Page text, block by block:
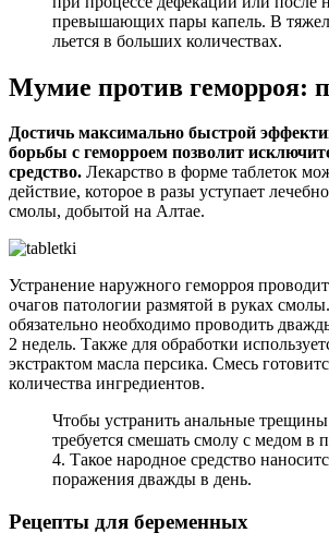
превышающих пары капель. В
льется в больших количествах.
Мумие против геморроя:
Достичь максимально быстрой
борьбы с геморроем позволит
средство. Лекарство в форме таблеток
действие, которое в разы уступает
смолы, добытой на Алтае.
Устранение наружного геморроя
очагов патологии размятой в руках
обязательно необходимо проводить
2 недель. Также для обработки
экстрактом масла персика. Смесь
количества ингредиентов.
Чтобы устранить анальные
требуется смешать смолу с медом в
4. Такое народное средство
поражения дважды в день.
Рецепты для беременных